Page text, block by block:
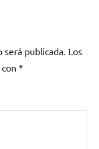
publicada. Los
*